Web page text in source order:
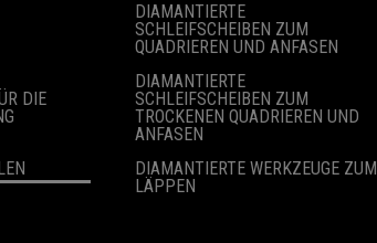
DIAMANTIERTE
SCHLEIFSCHEIBEN ZUM
QUADRIEREN UND ANFASEN
DIE
DIAMANTIERTE
SCHLEIFSCHEIBEN ZUM
TROCKENEN QUADRIEREN UND
ANFASEN
DIAMANTIERTE WERKZEUGE ZUM
LÄPPEN